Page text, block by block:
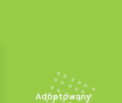
Adoptowany